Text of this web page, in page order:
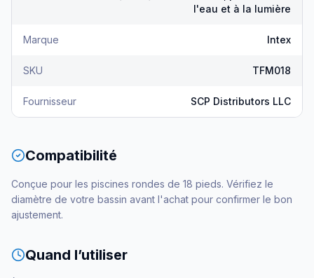
l'eau et à la lumière
Marque Intex
SKU TFM018
Fournisseur SCP Distributors LLC
Compatibilité
Conçue pour les piscines rondes de 18 pieds. Vérifiez le
diamètre de votre bassin avant l'achat pour confirmer le bon
ajustement.
Quand l’utiliser